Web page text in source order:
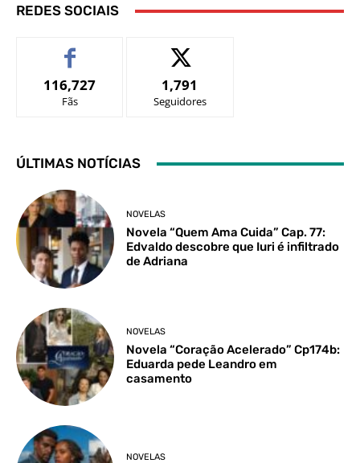
REDES SOCIAIS
116,727
Fãs
1,791
Seguidores
ÚLTIMAS NOTÍCIAS
NOVELAS
Novela “Quem Ama Cuida” Cap. 77:
Edvaldo descobre que Iuri é infiltrado
de Adriana
NOVELAS
Novela “Coração Acelerado” Cp174b:
Eduarda pede Leandro em
casamento
NOVELAS